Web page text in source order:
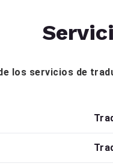
los servicios de